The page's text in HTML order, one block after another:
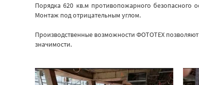
Порядка 620 кв.м противопожарного безопасного
Монтаж под отрицательным углом.
Производственные возможности ФОТОТЕХ
значимости.